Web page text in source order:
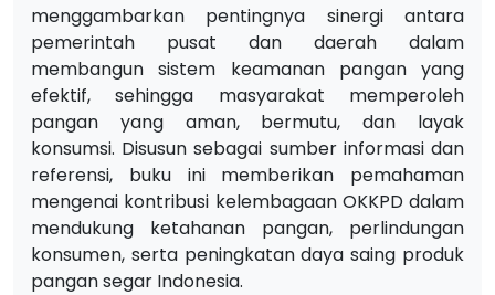
menggambarkan pentingnya sinergi antara
pemerintah pusat dan daerah dalam
membangun sistem keamanan pangan yang
efektif, sehingga masyarakat memperoleh
pangan yang aman, bermutu, dan layak
konsumsi. Disusun sebagai sumber informasi dan
referensi, buku ini memberikan pemahaman
mengenai kontribusi kelembagaan OKKPD dalam
mendukung ketahanan pangan, perlindungan
konsumen, serta peningkatan daya saing produk
pangan segar Indonesia.